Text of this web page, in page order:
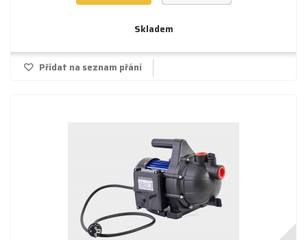
Skladem
Přidat na seznam přání